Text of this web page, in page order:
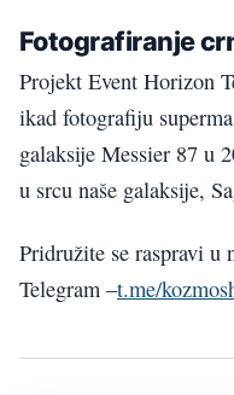
Fotografiranje
Projekt Event Horizon
ikad fotografiju
galaksije Messier 87 u
u srcu naše galaksije,
Pridružite se raspravi u
Telegram –t.me/